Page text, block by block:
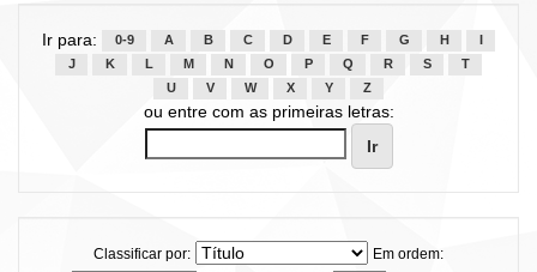
Ir para: 0-9 A B C D E F G H
J
K L M N O P Q R S
T
U
V W X Y Z
ou entre com as primeiras letras:
Classificar por:
Em ordem: